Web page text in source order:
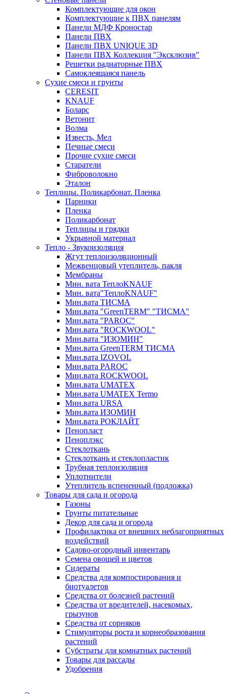
Комплектующие для окон
Комплектующие к ПВХ панелям
Панели МДФ Кроностар
Панели ПВХ
Панели ПВХ UNIQUE 3D
Панели ПВХ Коллекция "Эксклюзив"
Решетки радиаторные ПВХ
Самоклеящаяся панель
Сухие смеси и грунты
CERESIT
KNAUF
Боларс
Ветонит
Волма
Известь, Мел
Печные смеси
Прочие сухие смеси
Старатели
Фиброволокно
Эталон
Теплицы. Поликарбонат. Пленка
Парники
Пленка
Поликарбонат
Теплицы и грядки
Укрывной материал
Тепло - Звукоизоляция
Жгут теплоизоляционный
Межвенцовый утеплитель, пакля
Мембраны
Мин. вата ТеплоKNAUF
Мин. вата"ТеплоKNAUF"
Мин.вата ТИСМА
Мин.вата "GreenTERM" "ТИСМА"
Мин.вата "PAROC"
Мин.вата "ROCКWOOL"
Мин.вата "ИЗОМИН"
Мин.вата GreenTERM ТИСМА
Мин.вата IZOVOL
Мин.вата PAROC
Мин.вата ROCКWOOL
Мин.вата UMATEX
Мин.вата UMATEX Termo
Мин.вата URSA
Мин.вата ИЗОМИН
Мин.вата РОКЛАЙТ
Пенопласт
Пеноплэкс
Стеклоткань
Стеклоткань и стеклопластик
Трубная теплоизоляция
Уплотнители
Утеплитель вспененный (подложка)
Товары для сада и огорода
Газоны
Грунты питательные
Декор для сада и огорода
Профилактика от внешних неблагоприятных
воздействий
Садово-огородный инвентарь
Семена овощей и цветов
Сидераты
Средства для компостирования и
биотуалетов
Средства от болезней растений
Средства от вредителей, насекомых,
грызунов
Средства от сорняков
Стимуляторы роста и корнеобразования
растений
Субстраты для комнатных растений
Товары для рассады
Удобрения